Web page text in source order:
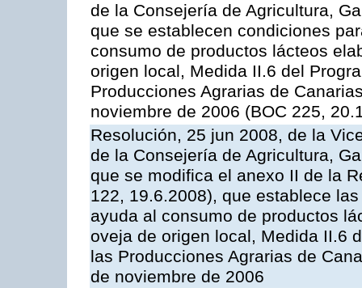
de la Consejería de Agricultura,
que se establecen condiciones
consumo de productos lácteos
origen local, Medida II.6 del
Producciones Agrarias de
noviembre de 2006 (BOC 225,
Resolución, 25 jun 2008, de la
de la Consejería de Agricultura,
que se modifica el anexo II de la
122, 19.6.2008), que establece
ayuda al consumo de productos
oveja de origen local, Medida II.6
las Producciones Agrarias de
de noviembre de 2006